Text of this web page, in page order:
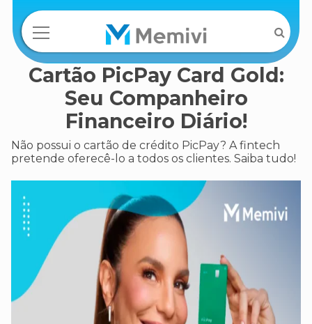
Cartão PicPay Card Gold:
Seu Companheiro
Financeiro Diário!
Não possui o cartão de crédito PicPay? A fintech
pretende oferecê-lo a todos os clientes. Saiba tudo!